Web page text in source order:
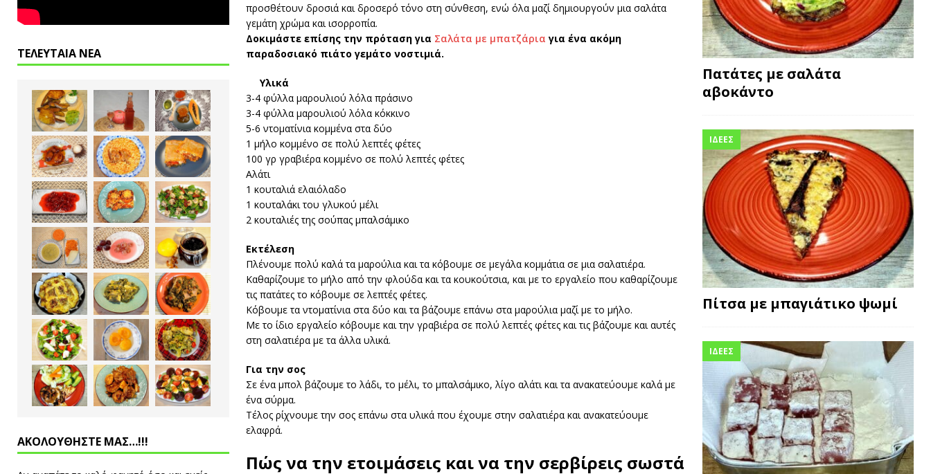
προσθέτουν δροσιά και δροσερό τόνο στη σύνθεση, ενώ όλα μαζί δημιουργούν μια σαλάτα
γεμάτη χρώμα και ισορροπία.
Δοκιμάστε επίσης την πρόταση για Σαλάτα με μπατζάρια για ένα ακόμη
παραδοσιακό πιάτο γεμάτο νοστιμιά.
Υλικά
3-4 φύλλα μαρουλιού λόλα πράσινο
3-4 φύλλα μαρουλιού λόλα κόκκινο
5-6 ντοματίνια κομμένα στα δύο
1 μήλο κομμένο σε πολύ λεπτές φέτες
100 γρ γραβιέρα κομμένο σε πολύ λεπτές φέτες
Αλάτι
1 κουταλιά ελαιόλαδο
1 κουταλάκι του γλυκού μέλι
2 κουταλιές της σούπας μπαλσάμικο
Εκτέλεση
Πλένουμε πολύ καλά τα μαρούλια και τα κόβουμε σε μεγάλα κομμάτια σε μια σαλατιέρα.
Καθαρίζουμε το μήλο από την φλούδα και τα κουκούτσια, και με το εργαλείο που καθαρίζουμε
τις πατάτες το κόβουμε σε λεπτές φέτες.
Κόβουμε τα ντοματίνια στα δύο και τα βάζουμε επάνω στα μαρούλια μαζί με το μήλο.
Με το ίδιο εργαλείο κόβουμε και την γραβιέρα σε πολύ λεπτές φέτες και τις βάζουμε και αυτές
στη σαλατιέρα με τα άλλα υλικά.
Για την σος
Σε ένα μπολ βάζουμε το λάδι, το μέλι, το μπαλσάμικο, λίγο αλάτι και τα ανακατεύουμε καλά με
ένα σύρμα.
Τέλος ρίχνουμε την σος επάνω στα υλικά που έχουμε στην σαλατιέρα και ανακατεύουμε
ελαφρά.
Πώς να την ετοιμάσεις και να την σερβίρεις σωστά
ΤΕΛΕΥΤΑΙΑ ΝΕΑ
ΑΚΟΛΟΥΘΗΣΤΕ ΜΑΣ…!!!
Πατάτες με σαλάτα
αβοκάντο
ΙΔΕΕΣ
Πίτσα με μπαγιάτικο ψωμί
ΙΔΕΕΣ